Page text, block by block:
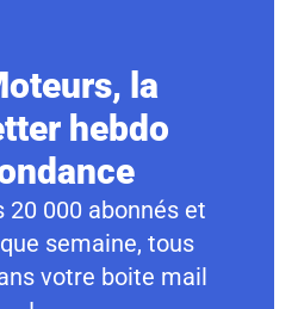
la
hebdo
20 000 abonnés et
semaine, tous
votre boite mail